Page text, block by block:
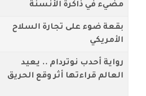
مضيء في ذاكرة الأنسنة
بقعة ضوء على تجارة السلاح
الأمريكي
رواية أحدب نوتردام .. يعيد
العالم قراءتها أثر وقع الحريق